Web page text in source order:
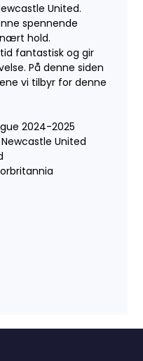
United.
spennende
hold.
fantastisk og gir
På denne siden
vi tilbyr for denne
2024-2025
Newcastle United